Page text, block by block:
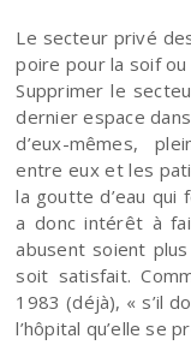
Le secteur privé
poire pour la soif ou
Supprimer le
dernier espace
d’eux-mêmes,
entre eux et les
la goutte d’eau qui
a donc intérêt à
abusent soient
soit satisfait.
1983 (déjà), « s’il
l’hôpital qu’elle se